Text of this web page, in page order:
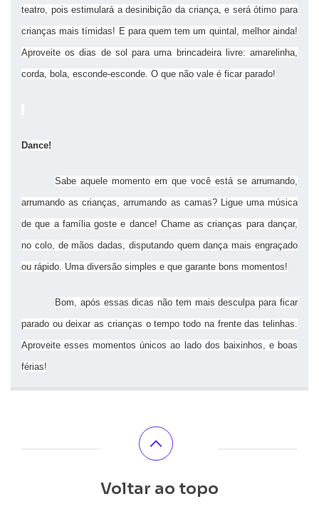
teatro, pois estimulará a desinibição da criança, e será ótimo para
crianças mais tímidas! E para quem tem um quintal, melhor ainda!
Aproveite os dias de sol para uma brincadeira livre: amarelinha,
corda, bola, esconde-esconde. O que não vale é ficar parado!
Dance!
Sabe aquele momento em que você está se arrumando,
arrumando as crianças, arrumando as camas? Ligue uma música
de que a família goste e dance! Chame as crianças para dançar,
no colo, de mãos dadas, disputando quem dança mais engraçado
ou rápido. Uma diversão simples e que garante bons momentos!
Bom, após essas dicas não tem mais desculpa para ficar
parado ou deixar as crianças o tempo todo na frente das telinhas.
Aproveite esses momentos únicos ao lado dos baixinhos, e boas
férias!
Voltar ao topo